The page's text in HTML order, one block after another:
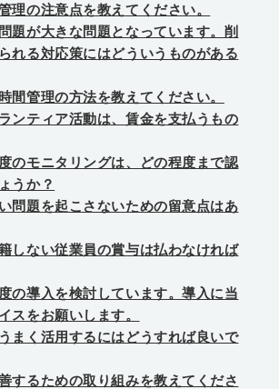
理の注意点を教えてください。
題が大きな問題となっています。削
れる対応策にはどういうものがある
間管理の方法を教えてください。
ンティア活動は、賃金を支払うもの
のモニタリングは、どの程度まで認
うか？
問題を起こさないための留意点はあ
しない従業員の賞与は払わなければ
の導入を検討しています。導入に当
スをお願いします。
まく活用するにはどうすれば良いで
するための取り組みを教えてくださ